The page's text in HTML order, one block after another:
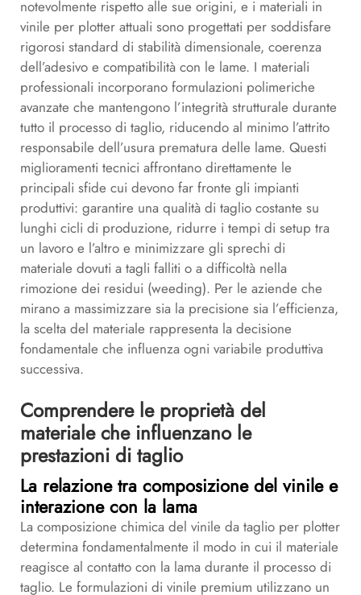
notevolmente rispetto alle sue origini, e i materiali in
vinile per plotter attuali sono progettati per soddisfare
rigorosi standard di stabilità dimensionale, coerenza
dell’adesivo e compatibilità con le lame. I materiali
professionali incorporano formulazioni polimeriche
avanzate che mantengono l’integrità strutturale durante
tutto il processo di taglio, riducendo al minimo l’attrito
responsabile dell’usura prematura delle lame. Questi
miglioramenti tecnici affrontano direttamente le
principali sfide cui devono far fronte gli impianti
produttivi: garantire una qualità di taglio costante su
lunghi cicli di produzione, ridurre i tempi di setup tra
un lavoro e l’altro e minimizzare gli sprechi di
materiale dovuti a tagli falliti o a difficoltà nella
rimozione dei residui (weeding). Per le aziende che
mirano a massimizzare sia la precisione sia l’efficienza,
la scelta del materiale rappresenta la decisione
fondamentale che influenza ogni variabile produttiva
successiva.
Comprendere le proprietà del
materiale che influenzano le
prestazioni di taglio
La relazione tra composizione del vinile e
interazione con la lama
La composizione chimica del vinile da taglio per plotter
determina fondamentalmente il modo in cui il materiale
reagisce al contatto con la lama durante il processo di
taglio. Le formulazioni di vinile premium utilizzano un